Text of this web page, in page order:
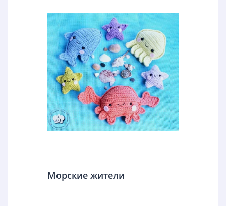
Морские жители